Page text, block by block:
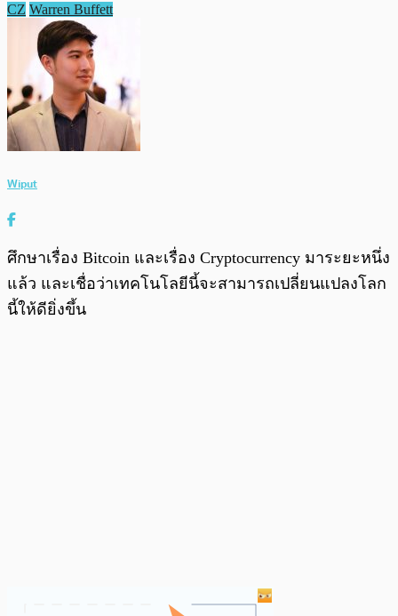
CZ Warren Buffett
Wiput
ศึกษาเรื่อง Bitcoin และเรื่อง Cryptocurrency มาระยะหนึ่ง
แล้ว และเชื่อว่าเทคโนโลยีนี้จะสามารถเปลี่ยนแปลงโลก
นี้ให้ดียิ่งขึ้น